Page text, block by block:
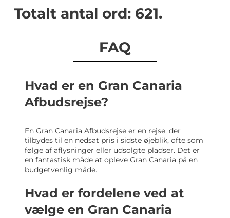
Totalt antal ord: 621.
FAQ
Hvad er en Gran Canaria
Afbudsrejse?
En Gran Canaria Afbudsrejse er en rejse, der
tilbydes til en nedsat pris i sidste øjeblik, ofte som
følge af aflysninger eller udsolgte pladser. Det er
en fantastisk måde at opleve Gran Canaria på en
budgetvenlig måde.
Hvad er fordelene ved at
vælge en Gran Canaria